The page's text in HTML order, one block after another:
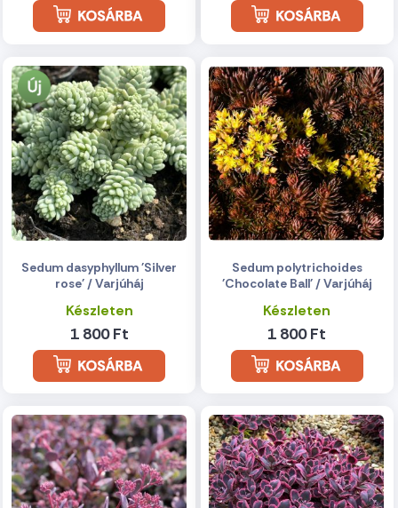
Sedum dasyphyllum 'Silver
rose' / Varjúháj
Készleten
1 800 Ft
Sedum polytrichoides
'Chocolate Ball' / Varjúháj
Készleten
1 800 Ft